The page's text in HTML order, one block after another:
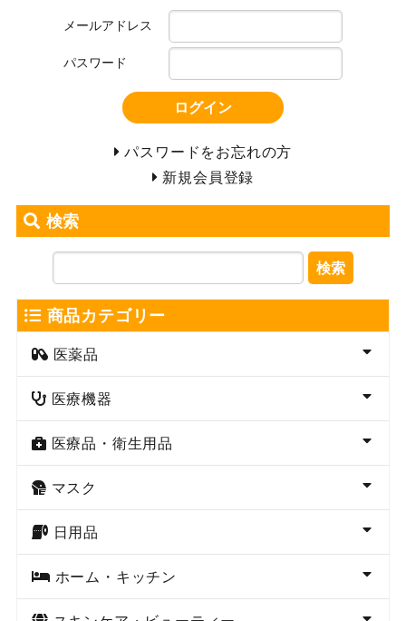
メールアドレス
パスワード
ログイン
パスワードをお忘れの方
新規会員登録
検索
検索
商品カテゴリー
医薬品
医療機器
医療品・衛生用品
マスク
日用品
ホーム・キッチン